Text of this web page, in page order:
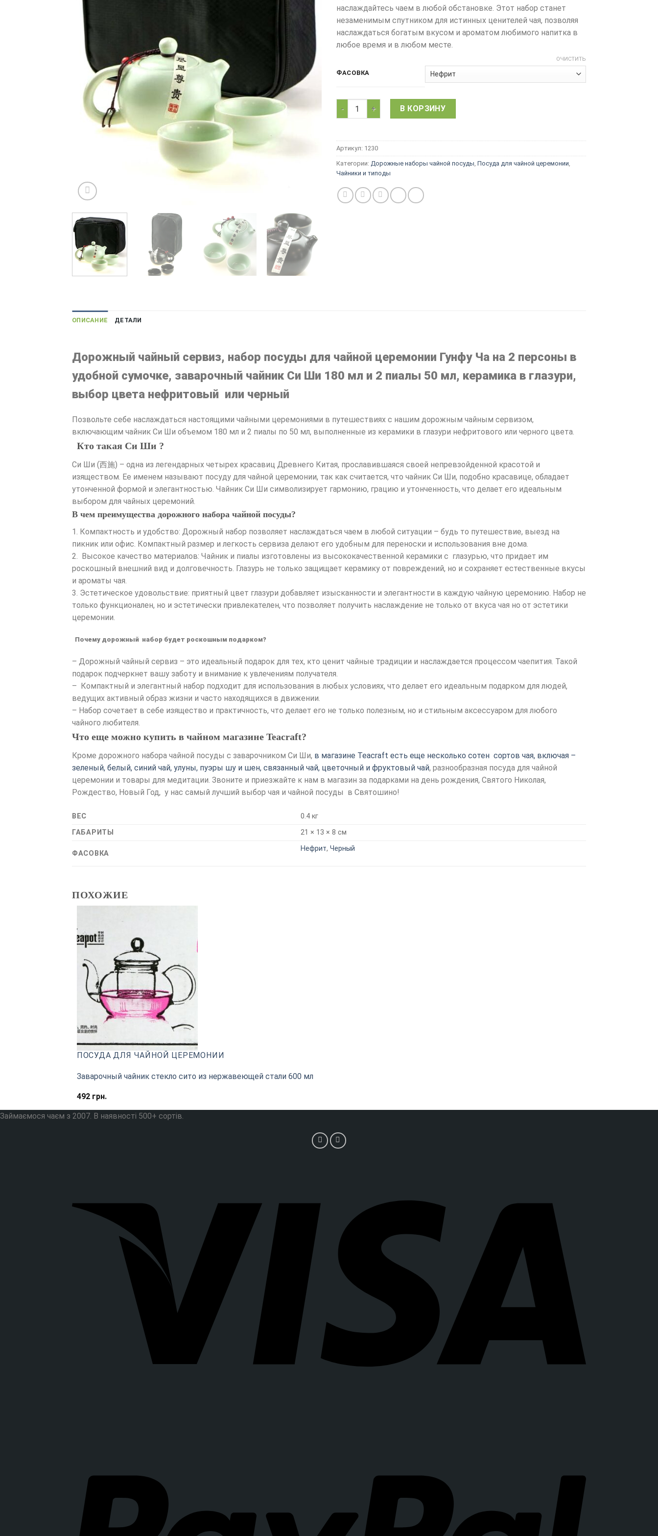
наслаждайтесь чаем в любой обстановке. Этот набор станет
незаменимым спутником для истинных ценителей чая, позволяя
наслаждаться богатым вкусом и ароматом любимого напитка в
любое время и в любом месте.
ФАСОВКА
ОЧИСТИТЬ
Количество товара Чайный сервиз дорожный, чайник Си Ши 180 мл и 2 пиалы 50 мл,
В КОРЗИНУ
Артикул: 1230
Категории: Дорожные наборы чайной посуды Посуда для чайной церемонии
Чайники и типоды
ОПИСАНИЕ ДЕТАЛИ
Дорожный чайный сервиз, набор посуды для чайной церемонии Гунфу Ча на 2 персоны в
удобной сумочке, заварочный чайник Си Ши 180 мл и 2 пиалы 50 мл, керамика в глазури,
выбор цвета нефритовый или черный
Позвольте себе наслаждаться настоящими чайными церемониями в путешествиях с нашим дорожным чайным сервизом,
включающим чайник Си Ши объемом 180 мл и 2 пиалы по 50 мл, выполненные из керамики в глазури нефритового или черного цвета.
Кто такая Си Ши ?
Си Ши (西施) – одна из легендарных четырех красавиц Древнего Китая, прославившаяся своей непревзойденной красотой и
изяществом. Ее именем называют посуду для чайной церемонии, так как считается, что чайник Си Ши, подобно красавице, обладает
утонченной формой и элегантностью. Чайник Си Ши символизирует гармонию, грацию и утонченность, что делает его идеальным
выбором для чайных церемоний.
В чем преимущества дорожного набора чайной посуды?
1. Компактность и удобство: Дорожный набор позволяет наслаждаться чаем в любой ситуации – будь то путешествие, выезд на
пикник или офис. Компактный размер и легкость сервиза делают его удобным для переноски и использования вне дома.
2. Высокое качество материалов: Чайник и пиалы изготовлены из высококачественной керамики с глазурью, что придает им
роскошный внешний вид и долговечность. Глазурь не только защищает керамику от повреждений, но и сохраняет естественные вкусы
и ароматы чая.
3. Эстетическое удовольствие: приятный цвет глазури добавляет изысканности и элегантности в каждую чайную церемонию. Набор не
только функционален, но и эстетически привлекателен, что позволяет получить наслаждение не только от вкуса чая но от эстетики
церемонии.
Почему дорожный набор будет роскошным подарком?
– Дорожный чайный сервиз – это идеальный подарок для тех, кто ценит чайные традиции и наслаждается процессом чаепития. Такой
подарок подчеркнет вашу заботу и внимание к увлечениям получателя.
– Компактный и элегантный набор подходит для использования в любых условиях, что делает его идеальным подарком для людей,
ведущих активный образ жизни и часто находящихся в движении.
– Набор сочетает в себе изящество и практичность, что делает его не только полезным, но и стильным аксессуаром для любого
чайного любителя.
Что еще можно купить в чайном магазине Teacraft?
Кроме дорожного набора чайной посуды с заварочником Си Ши, в магазине Teacraft есть еще несколько сотен сортов чая, включая –
зеленый, белый, синий чай, улуны, пуэры шу и шен, связанный чай, цветочный и фруктовый чай, разнообразная посуда для чайной
церемонии и товары для медитации. Звоните и приезжайте к нам в магазин за подарками на день рождения, Святого Николая,
Рождество, Новый Год, у нас самый лучший выбор чая и чайной посуды в Святошино!
ВЕС
0.4 кг
ГАБАРИТЫ
21 × 13 × 8 см
ФАСОВКА
Нефрит,Черный
ПОХОЖИЕ
ПОСУДА ДЛЯ ЧАЙНОЙ ЦЕРЕМОНИИ
Заварочный чайник стекло сито из нержавеющей стали 600 мл
492грн.
Займаємося чаєм з 2007. В наявності 500+ сортів.